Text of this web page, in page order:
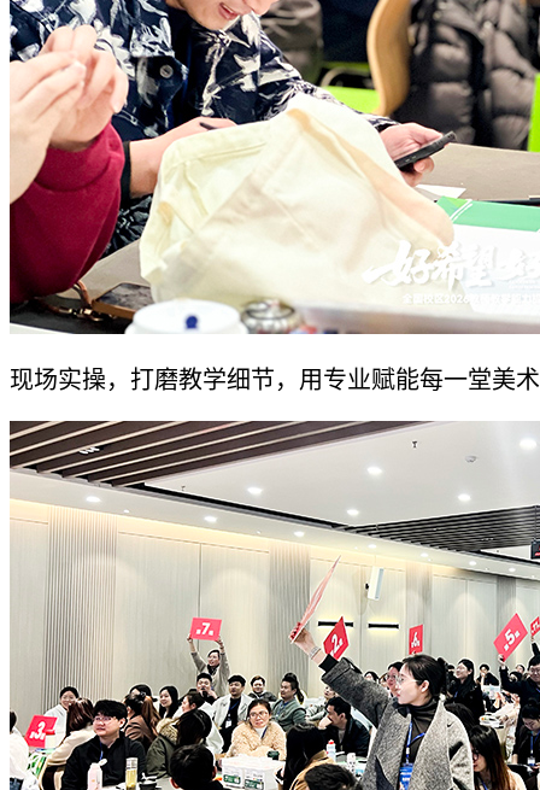
现场实操，打磨教学细节，用专业赋能每一堂美